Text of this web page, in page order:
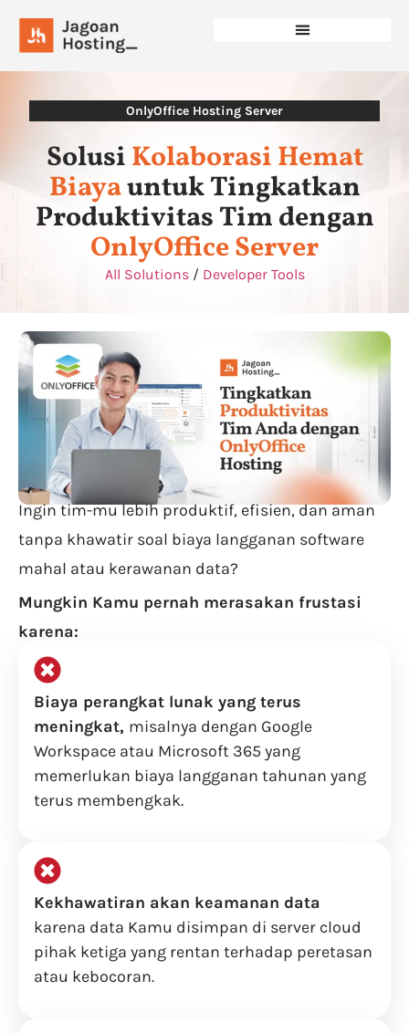
OnlyOffice Hosting Server
SolusiKolaborasi Hemat
Biayauntuk Tingkatkan
Produktivitas Tim dengan
OnlyOffice Server
All Solutions/ Developer Tools
Ingin tim-mu lebih produktif, efisien, dan aman
tanpa khawatir soal biaya langganan software
mahal atau kerawanan data?
Mungkin Kamu pernah merasakan frustasi
karena:
Biaya perangkat lunak yang terus
meningkat, misalnya dengan Google
Workspace atau Microsoft 365 yang
memerlukan biaya langganan tahunan yang
terus membengkak.
Kekhawatiran akan keamanan data
karena data Kamu disimpan di server cloud
pihak ketiga yang rentan terhadap peretasan
atau kebocoran.